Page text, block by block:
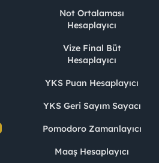
Not Ortalaması
Hesaplayıcı
Vize Final Büt
Hesaplayıcı
YKS Puan Hesaplayıcı
YKS Geri Sayım Sayacı
Pomodoro Zamanlayıcı
Maaş Hesaplayıcı